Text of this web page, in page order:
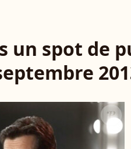
un spot de